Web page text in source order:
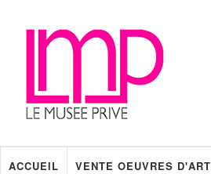
ACCUEIL VENTE OEUVRES D'ART